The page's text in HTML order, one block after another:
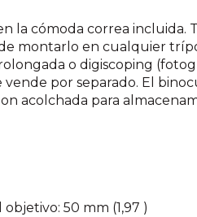
la cómoda correa incluida.
montarlo en cualquier
o digiscoping
por separado. El
acolchada para
50 mm (1,97 )